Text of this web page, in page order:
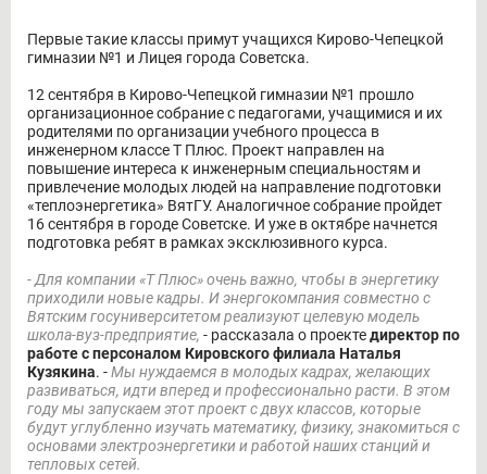
Первые такие классы примут учащихся Кирово-Чепецкой
гимназии №1 и Лицея города Советска.
12 сентября в Кирово-Чепецкой гимназии №1 прошло
организационное собрание с педагогами, учащимися и их
родителями по организации учебного процесса в
инженерном классе Т Плюс. Проект направлен на
повышение интереса к инженерным специальностям и
привлечение молодых людей на направление подготовки
«теплоэнергетика» ВятГУ. Аналогичное собрание пройдет
16 сентября в городе Советске. И уже в октябре начнется
подготовка ребят в рамках эксклюзивного курса.
- Для компании «Т Плюс» очень важно, чтобы в энергетику
приходили новые кадры. И энергокомпания совместно с
Вятским госуниверситетом реализуют целевую модель
школа-вуз-предприятие, - рассказала о проектедиректор по
работе с персоналом Кировского филиала Наталья
Кузякина. -Мы нуждаемся в молодых кадрах, желающих
развиваться, идти вперед и профессионально расти. В этом
году мы запускаем этот проект с двух классов, которые
будут углубленно изучать математику, физику, знакомиться с
основами электроэнергетики и работой наших станций и
тепловых сетей.